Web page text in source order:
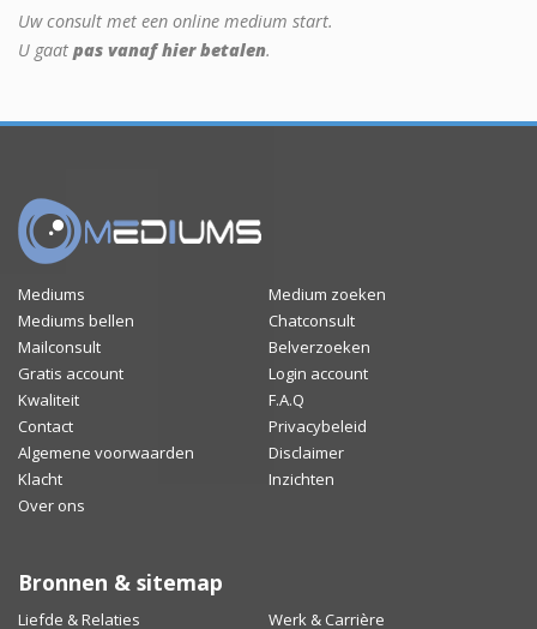
Uw consult met een online medium start.
U gaat pas vanaf hier betalen.
Mediums
Medium zoeken
Mediums bellen
Chatconsult
Mailconsult
Belverzoeken
Gratis account
Login account
Kwaliteit
F.A.Q
Contact
Privacybeleid
Algemene voorwaarden
Disclaimer
Klacht
Inzichten
Over ons
Bronnen & sitemap
Liefde & Relaties Werk & Carrière